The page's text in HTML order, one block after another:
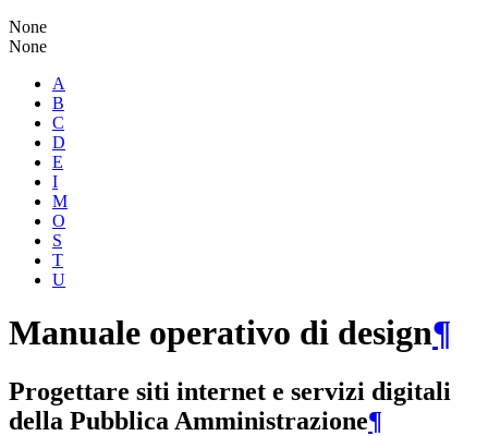
None
None
A
B
C
D
E
I
M
O
S
T
U
Manuale operativo di design¶
Progettare siti internet e servizi digitali
della Pubblica Amministrazione¶